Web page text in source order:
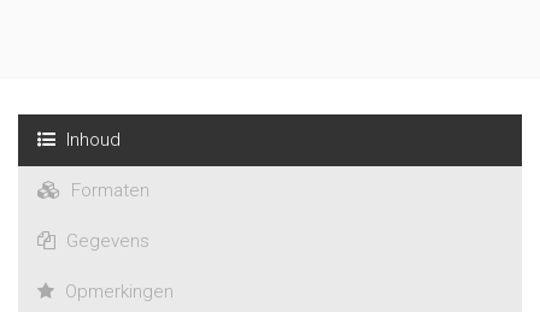
Inhoud
Formaten
Gegevens
Opmerkingen